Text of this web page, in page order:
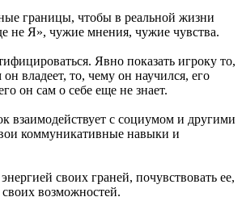
границы, чтобы в реальной жизни
не Я», чужие мнения, чужие чувства.
Явно показать игроку то,
владеет, то, чему он научился, его
он сам о себе еще не знает.
взаимодействует с социумом и другими
коммуникативные навыки и
своих граней, почувствовать ее,
возможностей.